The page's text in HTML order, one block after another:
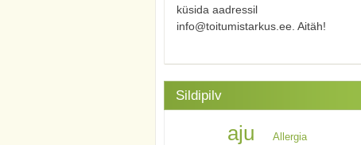
küsida aadressil
info@toitumistarkus.ee. Aitäh!
Sildipilv
aju Allergia